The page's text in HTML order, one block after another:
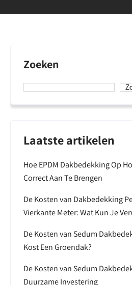
Zoeken
Laatste artikelen
Hoe EPDM Dakbedekking Op
Correct Aan Te Brengen
De Kosten van Dakbedekking
Vierkante Meter: Wat Kun Je
De Kosten van Sedum
Kost Een Groendak?
De Kosten van Sedum
Duurzame Investering